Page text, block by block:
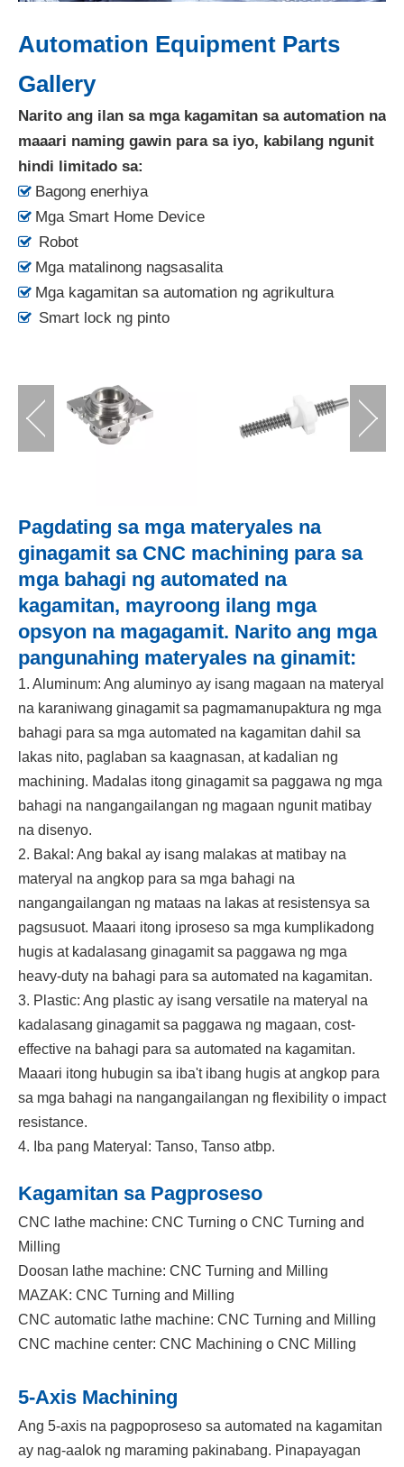
Automation Equipment Parts
Gallery
Narito ang ilan sa mga kagamitan sa automation na
maaari naming gawin para sa iyo, kabilang ngunit
hindi limitado sa:
 Bagong enerhiya
 Mga Smart Home Device
 Robot
 Mga matalinong nagsasalita
 Mga kagamitan sa automation ng agrikultura
 Smart lock ng pinto
Pagdating sa mga materyales na
ginagamit sa CNC machining para sa
mga bahagi ng automated na
kagamitan, mayroong ilang mga
opsyon na magagamit. Narito ang mga
pangunahing materyales na ginamit:
1. Aluminum: Ang aluminyo ay isang magaan na materyal
na karaniwang ginagamit sa pagmamanupaktura ng mga
bahagi para sa mga automated na kagamitan dahil sa
lakas nito, paglaban sa kaagnasan, at kadalian ng
machining. Madalas itong ginagamit sa paggawa ng mga
bahagi na nangangailangan ng magaan ngunit matibay
na disenyo.
2. Bakal: Ang bakal ay isang malakas at matibay na
materyal na angkop para sa mga bahagi na
nangangailangan ng mataas na lakas at resistensya sa
pagsusuot. Maaari itong iproseso sa mga kumplikadong
hugis at kadalasang ginagamit sa paggawa ng mga
heavy-duty na bahagi para sa automated na kagamitan.
3. Plastic: Ang plastic ay isang versatile na materyal na
kadalasang ginagamit sa paggawa ng magaan, cost-
effective na bahagi para sa automated na kagamitan.
Maaari itong hubugin sa iba't ibang hugis at angkop para
sa mga bahagi na nangangailangan ng flexibility o impact
resistance.
4. Iba pang Materyal: Tanso, Tanso atbp.
Kagamitan sa Pagproseso
CNC lathe machine: CNC Turning o CNC Turning and
Milling
Doosan lathe machine: CNC Turning and Milling
MAZAK: CNC Turning and Milling
CNC automatic lathe machine: CNC Turning and Milling
CNC machine center: CNC Machining o CNC Milling
5-Axis Machining
Ang 5-axis na pagpoproseso sa automated na kagamitan
ay nag-aalok ng maraming pakinabang. Pinapayagan